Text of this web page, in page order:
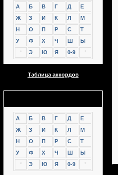
А Б В Г Д
Е
Ж
З И К Л
М
Н
О П Р С
Т
У
Ф Х Ч Ш
Ы
Э Ю Я 0-9
Таблица аккордов
А Б В Г Д
Е
Ж
З И К Л
М
Н
О П Р С
Т
У
Ф Х Ч Ш
Ы
Э Ю Я 0-9